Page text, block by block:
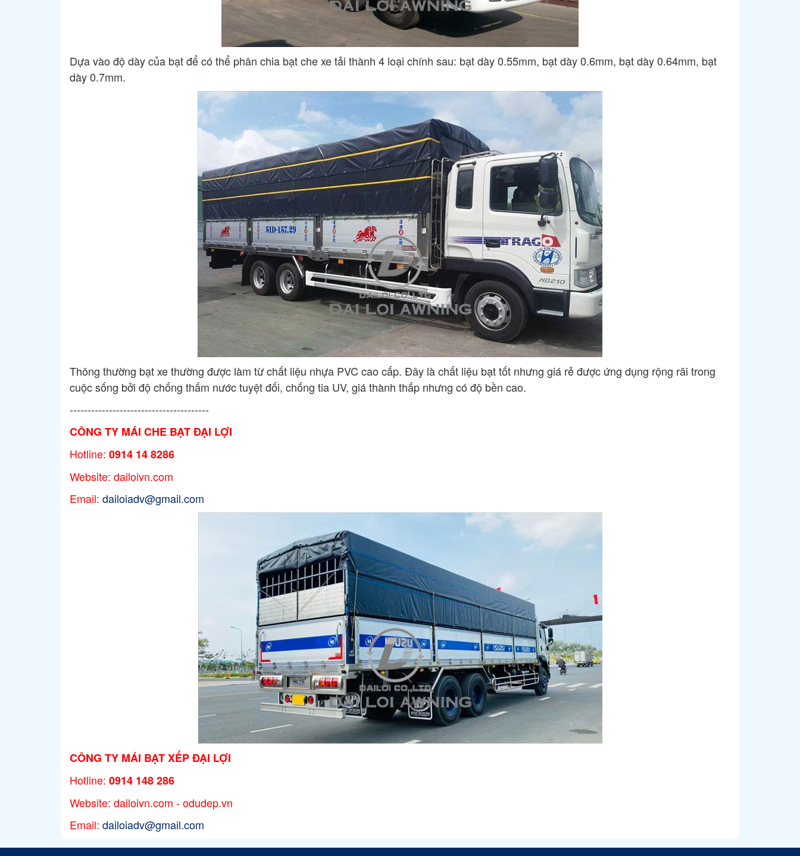
Dựa vào độ dày của bạt để có thể phân chia bạt che xe tải thành 4 loại chính sau: bạt dày 0.55mm, bạt dày 0.6mm, bạt dày 0.64mm, bạt
dày 0.7mm.
Thông thường bạt xe thường được làm từ chất liệu nhựa PVC cao cấp. Đây là chất liệu bạt tốt nhưng giá rẻ được ứng dụng rộng rãi trong
cuộc sống bởi độ chống thấm nước tuyệt đối, chống tia UV, giá thành thấp nhưng có độ bền cao.
---------------------------------------
CÔNG TY MÁI CHE BẠT ĐẠI LỢI
Hotline: 0914 14 8286
Website: dailoivn.com
Email: dailoiadv@gmail.com
CÔNG TY MÁI BẠT XẾP ĐẠI LỢI
Hotline: 0914 148 286
Website: dailoivn.com - odudep.vn
Email: dailoiadv@gmail.com